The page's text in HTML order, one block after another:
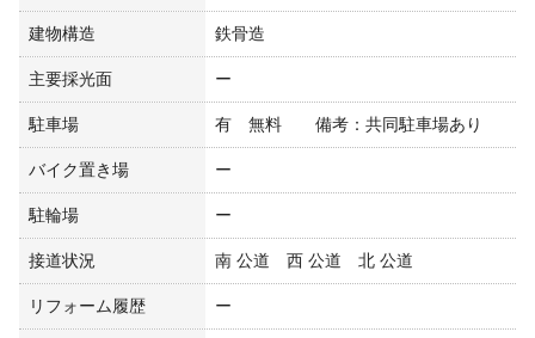
建物構造 鉄骨造
主要採光面 ー
駐車場 有 無料 備考：共同駐車場あり
バイク置き場 ー
駐輪場 ー
接道状況 南 公道 西 公道 北 公道
リフォーム履歴 ー